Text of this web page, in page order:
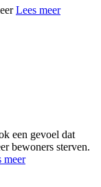
Lees meer
een gevoel dat
bewoners sterven.
meer